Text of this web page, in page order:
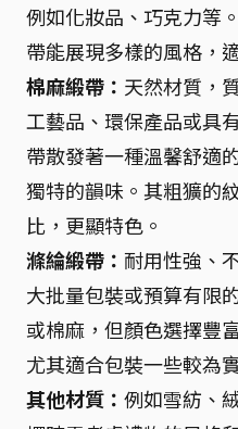
例如化妝品、巧克力等
帶能展現多樣的風格，
棉麻緞帶： 天然材質，
工藝品、環保產品或具
帶散發著一種溫馨舒適
獨特的韻味。其粗獷的
比，更顯特色。
滌綸緞帶： 耐用性強、
大批量包裝或預算有限
或棉麻，但顏色選擇豐
尤其適合包裝一些較為
其他材質： 例如雪紡、